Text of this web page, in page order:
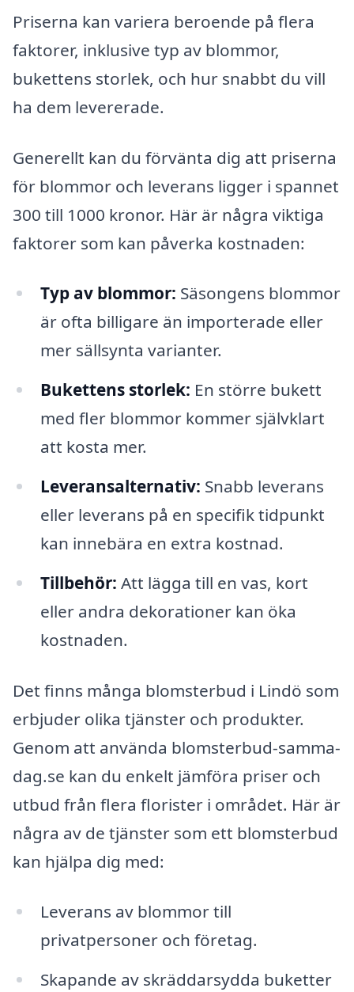
Priserna kan variera beroende på flera
faktorer, inklusive typ av blommor,
bukettens storlek, och hur snabbt du vill
ha dem levererade.
Generellt kan du förvänta dig att priserna
för blommor och leverans ligger i spannet
300 till 1000 kronor. Här är några viktiga
faktorer som kan påverka kostnaden:
Typ av blommor: Säsongens blommor
är ofta billigare än importerade eller
mer sällsynta varianter.
Bukettens storlek: En större bukett
med fler blommor kommer självklart
att kosta mer.
Leveransalternativ: Snabb leverans
eller leverans på en specifik tidpunkt
kan innebära en extra kostnad.
Tillbehör: Att lägga till en vas, kort
eller andra dekorationer kan öka
kostnaden.
Det finns många blomsterbud i Lindö som
erbjuder olika tjänster och produkter.
Genom att använda blomsterbud-samma-
dag.se kan du enkelt jämföra priser och
utbud från flera florister i området. Här är
några av de tjänster som ett blomsterbud
kan hjälpa dig med:
Leverans av blommor till
privatpersoner och företag.
Skapande av skräddarsydda buketter